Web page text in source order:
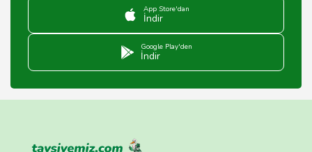
App Store'dan
İndir
Google Play'den
İndir